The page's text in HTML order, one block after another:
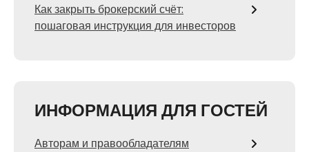
Как закрыть брокерский счёт:
пошаговая инструкция для инвесторов
ИНФОРМАЦИЯ ДЛЯ ГОСТЕЙ
Авторам и правообладателям